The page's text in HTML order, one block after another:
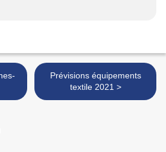
Prévisions équipements
textile 2021 >